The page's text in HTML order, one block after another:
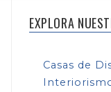
EXPLORA
Casas de